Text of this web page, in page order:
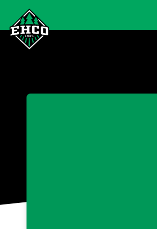
Skip header